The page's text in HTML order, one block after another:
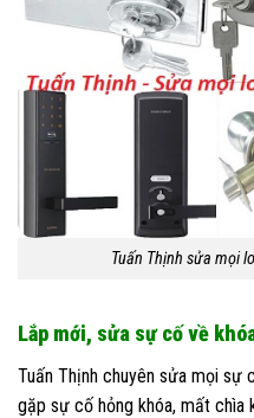
Tuấn Thịnh sửa mọi
Lắp mới, sửa sự cố về
Tuấn Thịnh chuyên sửa mọi sự
gặp sự cố hỏng khóa, mất chìa